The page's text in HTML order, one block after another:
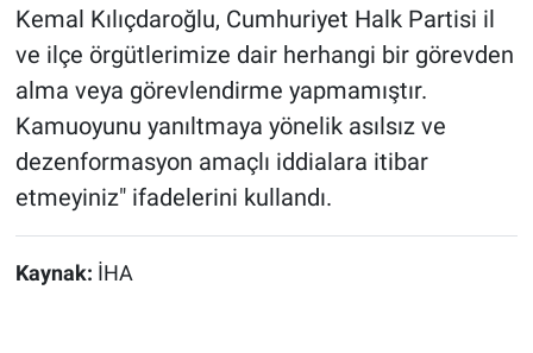
Kemal Kılıçdaroğlu, Cumhuriyet Halk Partisi il
ve ilçe örgütlerimize dair herhangi bir görevden
alma veya görevlendirme yapmamıştır.
Kamuoyunu yanıltmaya yönelik asılsız ve
dezenformasyon amaçlı iddialara itibar
etmeyiniz" ifadelerini kullandı.
Kaynak: İHA